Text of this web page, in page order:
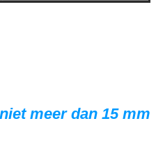
meer dan 15 mm